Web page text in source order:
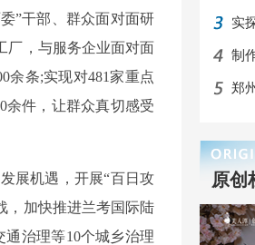
”干部、群众面对面研
厂，与服务企业面对面
余条;实现对481家重点
余件，让群众真切感受
展机遇，开展“百日攻
，加快推进兰考国际陆
治理等10个城乡治理
实
制
郑
原创